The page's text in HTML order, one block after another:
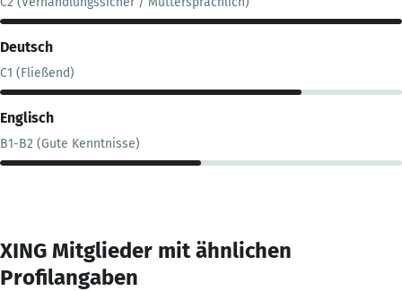
Deutsch
C1 (Fließend)
Englisch
B1-B2 (Gute Kenntnisse)
XING Mitglieder mit ähnlichen
Profilangaben